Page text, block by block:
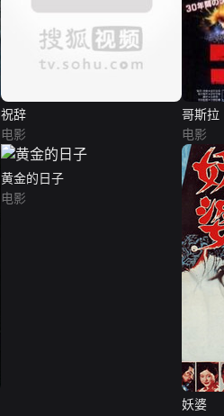
祝辞
电影
哥斯拉
电影
黄金的日子
电影
妖婆